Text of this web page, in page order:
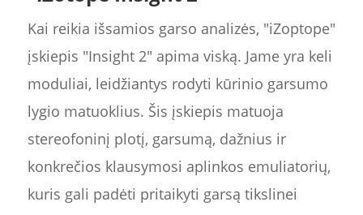
Kai reikia išsamios garso analizės, "iZoptope"
įskiepis "Insight 2" apima viską. Jame yra keli
moduliai, leidžiantys rodyti kūrinio garsumo
lygio matuoklius. Šis įskiepis matuoja
stereofoninį plotį, garsumą, dažnius ir
konkrečios klausymosi aplinkos emuliatorių,
kuris gali padėti pritaikyti garsą tikslinei